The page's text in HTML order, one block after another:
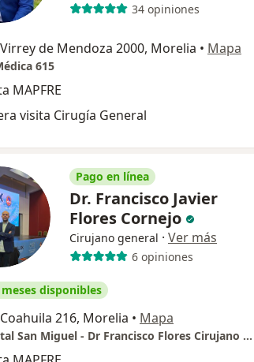
34 opiniones
de Mendoza 2000, Morelia • Mapa
615
MAPFRE
visita Cirugía General
Pago en línea
Dr. Francisco Javier
Flores Cornejo
Cirujano general · Ver más
6 opiniones
meses disponibles
216, Morelia • Mapa
Hospital San Miguel - Dr Francisco Flores Cirujano General